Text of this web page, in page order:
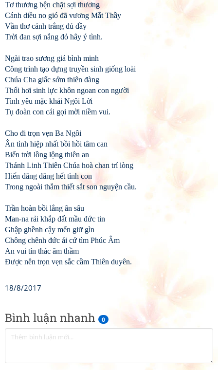
Bình luận nhanh 0
Tơ thương bện chặt sợi thương
Cánh diều no gió đã vương Mắt Thầy
Vần thơ cánh trắng đủ đầy
Trời đan sợi nắng đỏ hây ý tình.
Ngài trao sương giá bình minh
Công trình tạo dựng truyền sinh giống loài
Chúa Cha giấc sớm thiên đàng
Thổi hơi sinh lực khôn ngoan con người
Tình yêu mặc khải Ngôi Lời
Tụ đoàn con cái gọi mời niềm vui.
Cho đi trọn vẹn Ba Ngôi
Ân tình hiệp nhất bồi hồi tâm can
Biển trời lồng lộng thiên an
Thánh Linh Thiên Chúa hoà chan trí lòng
Hiến dâng dâng hết tình con
Trong ngoài thắm thiết sắt son nguyện cầu.
Trần hoàn bồi lắng ân sâu
Man-na rải khắp đất mầu đức tin
Ghập ghềnh cậy mến giữ gìn
Chông chênh đức ái cứ tìm Phúc Âm
An vui tín thác âm thầm
Được nên trọn vẹn sắc cầm Thiên duyên.
18/8/2017